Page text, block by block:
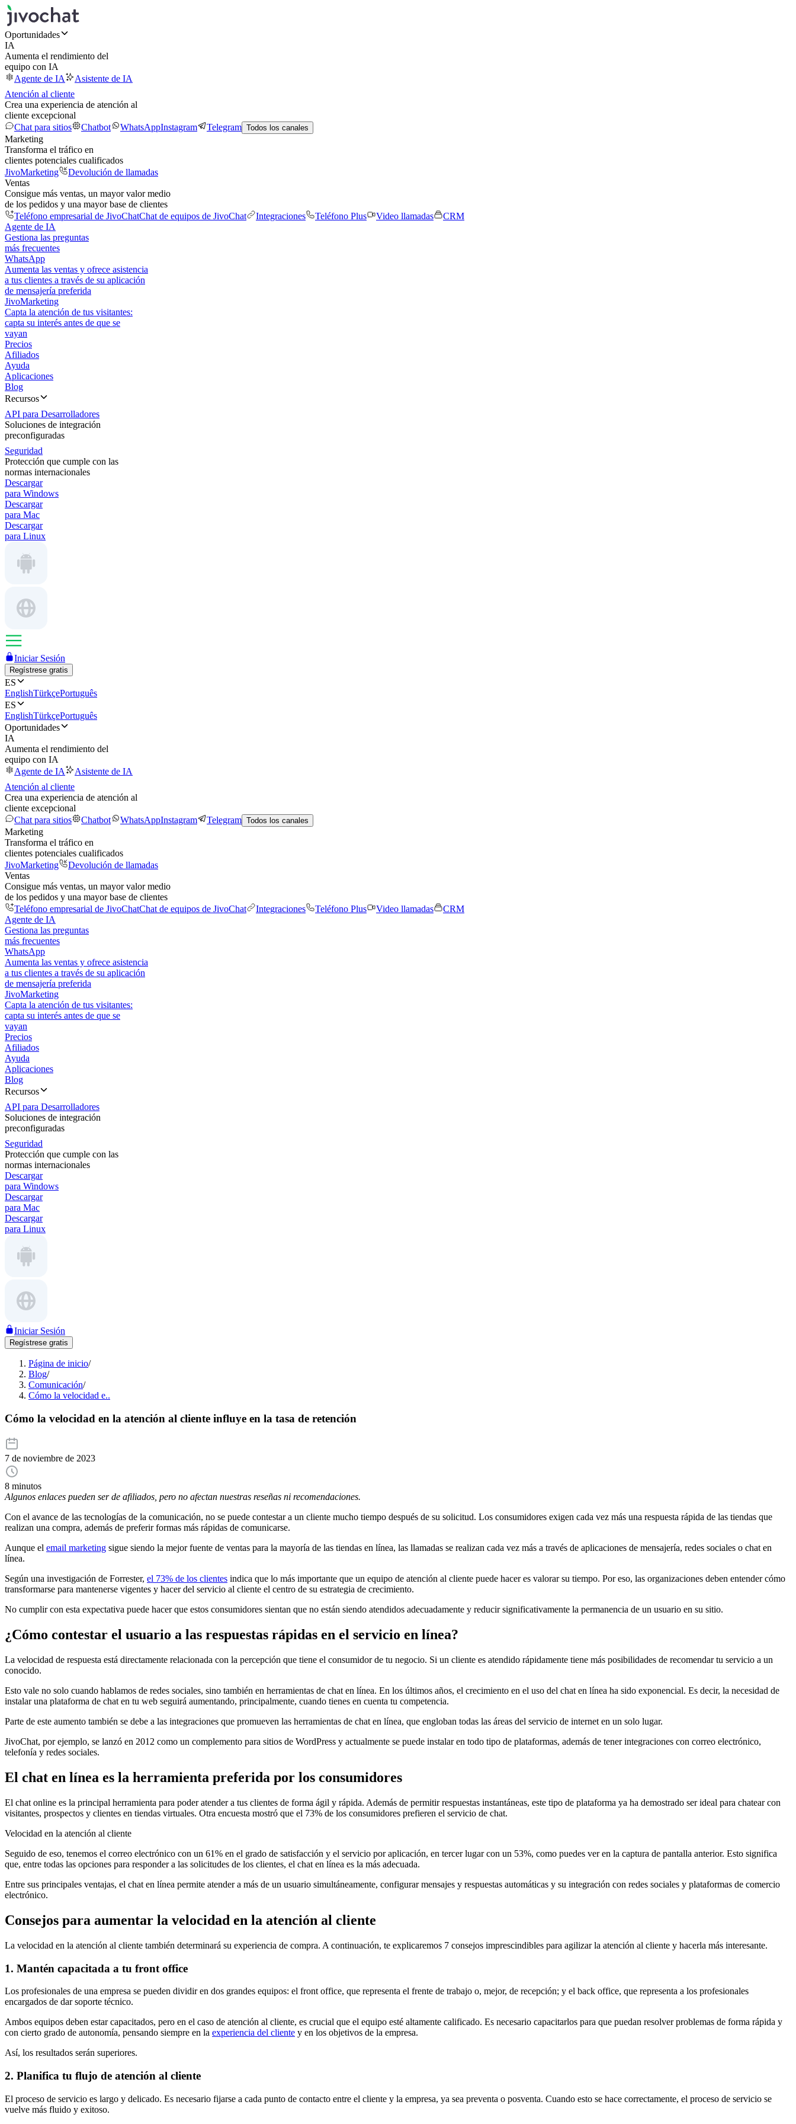
Oportunidades
IA
Aumenta el rendimiento del
equipo con IA
Agente de IA
Asistente de IA
Atención al cliente
Crea una experiencia de atención al
cliente excepcional
Chat para sitios
Chatbot WhatsAppInstagram Telegram Todos los canales
Marketing
Transforma el tráfico en
clientes potenciales cualificados
JivoMarketing
Devolución de llamadas
Ventas
Consigue más ventas, un mayor valor medio
de los pedidos y una mayor base de clientes
Teléfono empresarial de JivoChatChat de equipos de JivoChat Integraciones Teléfono Plus Video llamadas
CRM
Agente de IA
Gestiona las preguntas
más frecuentes
WhatsApp
Aumenta las ventas y ofrece asistencia
a tus clientes a través de su aplicación
de mensajería preferida
JivoMarketing
Capta la atención de tus visitantes:
capta su interés antes de que se
vayan
Precios
Afiliados
Ayuda
Aplicaciones
Blog
Recursos
API para Desarrolladores
Soluciones de integración
preconfiguradas
Seguridad
Protección que cumple con las
normas internacionales
Descargar
para Windows
Descargar
para Mac
Descargar
para Linux
Iniciar Sesión
Regístrese gratis
ES
EnglishTürkçePortuguês
ES
EnglishTürkçePortuguês
Oportunidades
IA
Aumenta el rendimiento del
equipo con IA
Agente de IA
Asistente de IA
Atención al cliente
Crea una experiencia de atención al
cliente excepcional
Chat para sitios
Chatbot WhatsAppInstagram Telegram Todos los canales
Marketing
Transforma el tráfico en
clientes potenciales cualificados
JivoMarketing
Devolución de llamadas
Ventas
Consigue más ventas, un mayor valor medio
de los pedidos y una mayor base de clientes
Teléfono empresarial de JivoChatChat de equipos de JivoChat Integraciones Teléfono Plus Video llamadas
CRM
Agente de IA
Gestiona las preguntas
más frecuentes
WhatsApp
Aumenta las ventas y ofrece asistencia
a tus clientes a través de su aplicación
de mensajería preferida
JivoMarketing
Capta la atención de tus visitantes:
capta su interés antes de que se
vayan
Precios
Afiliados
Ayuda
Aplicaciones
Blog
Recursos
API para Desarrolladores
Soluciones de integración
preconfiguradas
Seguridad
Protección que cumple con las
normas internacionales
Descargar
para Windows
Descargar
para Mac
Descargar
para Linux
Iniciar Sesión
Regístrese gratis
Página de inicio/
Blog/
Comunicación/
Cómo la velocidad e..
Cómo la velocidad en la atención al cliente influye en la tasa de retención
7 de noviembre de 2023
8 minutos
Algunos enlaces pueden ser de afiliados, pero no afectan nuestras reseñas ni recomendaciones.
Con el avance de las tecnologías de la comunicación, no se puede contestar a un cliente mucho tiempo después de su solicitud. Los consumidores exigen cada vez más una respuesta rápida de las tiendas que
realizan una compra, además de preferir formas más rápidas de comunicarse.
Aunque el email marketing sigue siendo la mejor fuente de ventas para la mayoría de las tiendas en línea, las llamadas se realizan cada vez más a través de aplicaciones de mensajería, redes sociales o chat en
línea.
Según una investigación de Forrester, el 73% de los clientes indica que lo más importante que un equipo de atención al cliente puede hacer es valorar su tiempo. Por eso, las organizaciones deben entender cómo
transformarse para mantenerse vigentes y hacer del servicio al cliente el centro de su estrategia de crecimiento.
No cumplir con esta expectativa puede hacer que estos consumidores sientan que no están siendo atendidos adecuadamente y reducir significativamente la permanencia de un usuario en su sitio.
¿Cómo contestar el usuario a las respuestas rápidas en el servicio en línea?
La velocidad de respuesta está directamente relacionada con la percepción que tiene el consumidor de tu negocio. Si un cliente es atendido rápidamente tiene más posibilidades de recomendar tu servicio a un
conocido.
Esto vale no solo cuando hablamos de redes sociales, sino también en herramientas de chat en línea. En los últimos años, el crecimiento en el uso del chat en línea ha sido exponencial. Es decir, la necesidad de
instalar una plataforma de chat en tu web seguirá aumentando, principalmente, cuando tienes en cuenta tu competencia.
Parte de este aumento también se debe a las integraciones que promueven las herramientas de chat en línea, que engloban todas las áreas del servicio de internet en un solo lugar.
JivoChat, por ejemplo, se lanzó en 2012 como un complemento para sitios de WordPress y actualmente se puede instalar en todo tipo de plataformas, además de tener integraciones con correo electrónico,
telefonía y redes sociales.
El chat en línea es la herramienta preferida por los consumidores
El chat online es la principal herramienta para poder atender a tus clientes de forma ágil y rápida. Además de permitir respuestas instantáneas, este tipo de plataforma ya ha demostrado ser ideal para chatear con
visitantes, prospectos y clientes en tiendas virtuales. Otra encuesta mostró que el 73% de los consumidores prefieren el servicio de chat.
Velocidad en la atención al cliente
Seguido de eso, tenemos el correo electrónico con un 61% en el grado de satisfacción y el servicio por aplicación, en tercer lugar con un 53%, como puedes ver en la captura de pantalla anterior. Esto significa
que, entre todas las opciones para responder a las solicitudes de los clientes, el chat en línea es la más adecuada.
Entre sus principales ventajas, el chat en línea permite atender a más de un usuario simultáneamente, configurar mensajes y respuestas automáticas y su integración con redes sociales y plataformas de comercio
electrónico.
Consejos para aumentar la velocidad en la atención al cliente
La velocidad en la atención al cliente también determinará su experiencia de compra. A continuación, te explicaremos 7 consejos imprescindibles para agilizar la atención al cliente y hacerla más interesante.
1. Mantén capacitada a tu front office
Los profesionales de una empresa se pueden dividir en dos grandes equipos: el front office, que representa el frente de trabajo o, mejor, de recepción; y el back office, que representa a los profesionales
encargados de dar soporte técnico.
Ambos equipos deben estar capacitados, pero en el caso de atención al cliente, es crucial que el equipo esté altamente calificado. Es necesario capacitarlos para que puedan resolver problemas de forma rápida y
con cierto grado de autonomía, pensando siempre en la experiencia del cliente y en los objetivos de la empresa.
Así, los resultados serán superiores.
2. Planifica tu flujo de atención al cliente
El proceso de servicio es largo y delicado. Es necesario fijarse a cada punto de contacto entre el cliente y la empresa, ya sea preventa o posventa. Cuando esto se hace correctamente, el proceso de servicio se
vuelve más fluido y exitoso.